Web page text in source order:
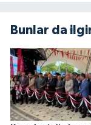
Bunlar da